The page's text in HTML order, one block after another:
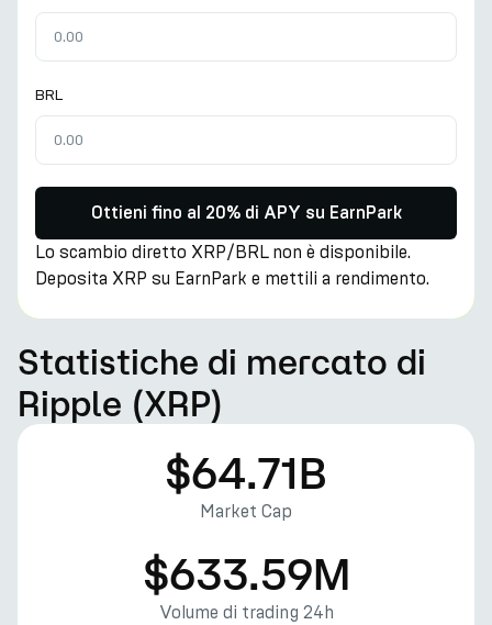
BRL
Ottieni fino al 20% di APY su EarnPark
Lo scambio diretto XRP/BRL non è disponibile.
Deposita XRP su EarnPark e mettili a rendimento.
Statistiche di mercato di
Ripple (XRP)
$64.71B
Market Cap
$633.59M
Volume di trading 24h